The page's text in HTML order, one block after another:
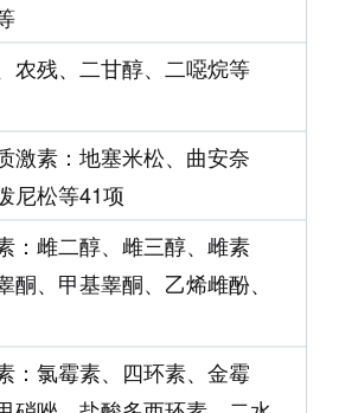
农残、二甘醇、二噁烷等
激素：地塞米松、曲安奈
尼松等41项
：雌二醇、雌三醇、雌素
酮、甲基睾酮、乙烯雌酚、
：氯霉素、四环素、金霉